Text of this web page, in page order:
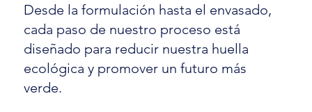
Desde la formulación hasta el envasado,
cada paso de nuestro proceso está
diseñado para reducir nuestra huella
ecológica y promover un futuro más
verde.